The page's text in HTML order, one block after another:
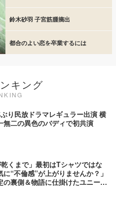
鈴木砂羽 子宮筋腫摘出
都合のよい恋を卒業するには
キング
り民放ドラマレギュラー出演 横
無二の異色のバディで初共演
乾くまで」最初はTシャツではな
“不倫感”が上がりませんか？」
の裏側＆物語に仕掛けたユニーク